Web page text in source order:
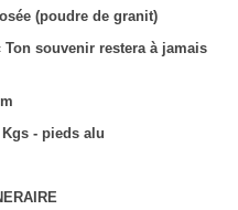
(poudre de granit)
souvenir restera à jamais
- pieds alu